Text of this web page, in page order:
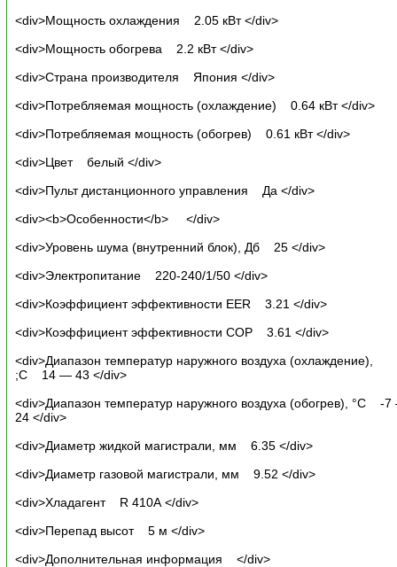
<div>Мощность охлаждения 2.05 кВт </div>
<div>Мощность обогрева 2.2 кВт </div>
<div>Страна производителя Япония </div>
<div>Потребляемая мощность (охлаждение) 0.64 кВт </div>
<div>Потребляемая мощность (обогрев) 0.61 кВт </div>
<div>Цвет белый </div>
<div>Пульт дистанционного управления Да </div>
<div><b>Особенности</b> </div>
<div>Уровень шума (внутренний блок), Дб 25 </div>
<div>Электропитание 220-240/1/50 </div>
<div>Коэффициент эффективности EER 3.21 </div>
<div>Коэффициент эффективности COP 3.61 </div>
<div>Диапазон температур наружного воздуха (охлаждение),
;C 14 — 43 </div>
<div>Диапазон температур наружного воздуха (обогрев), °C -
24 </div>
<div>Диаметр жидкой магистрали, мм 6.35 </div>
<div>Диаметр газовой магистрали, мм 9.52 </div>
<div>Хладагент R 410A </div>
<div>Перепад высот 5 м </div>
<div>Дополнительная информация </div>